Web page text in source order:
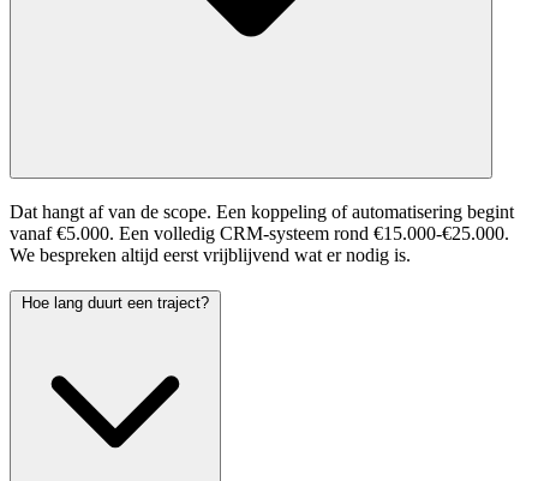
Dat hangt af van de scope. Een koppeling of automatisering begint
vanaf €5.000. Een volledig CRM-systeem rond €15.000-€25.000.
We bespreken altijd eerst vrijblijvend wat er nodig is.
Hoe lang duurt een traject?